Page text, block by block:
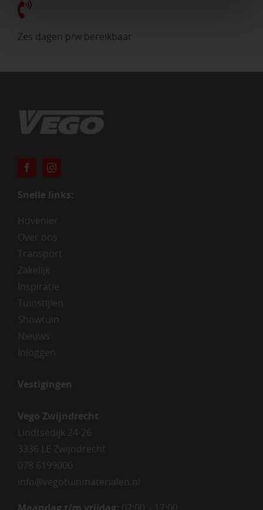
Zes dagen p/w bereikbaar
Snelle links:
Hovenier
Over ons
Transport
Zakelijk
Inspiratie
Tuinstijlen
Showtuin
Nieuws
Inloggen
Vestigingen
Vego Zwijndrecht
Lindtsedijk 24-26
3336 LE Zwijndrecht
078 6199000
info@vegotuinmaterialen.nl